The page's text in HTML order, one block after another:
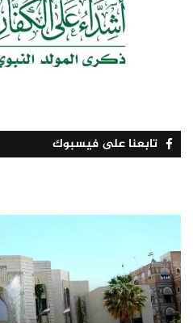
تابعنا على فيسبوك